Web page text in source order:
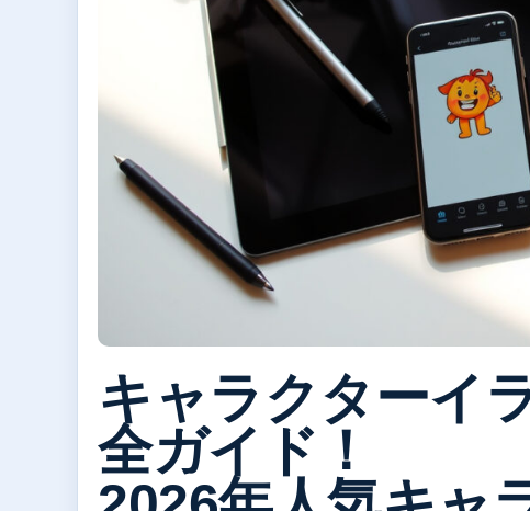
キャラクターイ
全ガイド！